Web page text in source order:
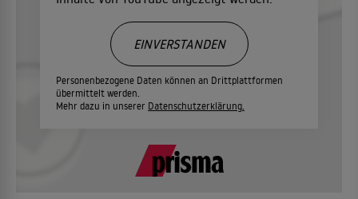
Personenbezogene Daten können an Drittplattformen
übermittelt werden.
Mehr dazu in unserer Datenschutzerklärung.
EINVERSTANDEN